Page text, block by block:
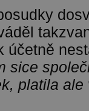
účetně
sice
platila ale